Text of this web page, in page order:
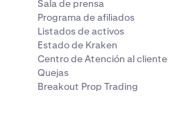
Sala de prensa
Programa de afiliados
Listados de activos
Estado de Kraken
Centro de Atención al cliente
Quejas
Breakout Prop Trading